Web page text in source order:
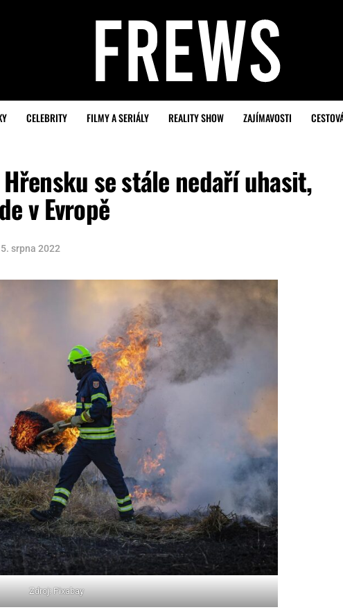
CELEBRITY FILMY A SERIÁLY REALITY SHOW ZAJÍMAVOSTI
se stále nedaří uhasit,
v Evropě
5. srpna 2022
Zdroj: Pixabay